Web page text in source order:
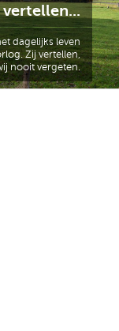
dagelijks leven
Zij vertellen,
nooit vergeten.